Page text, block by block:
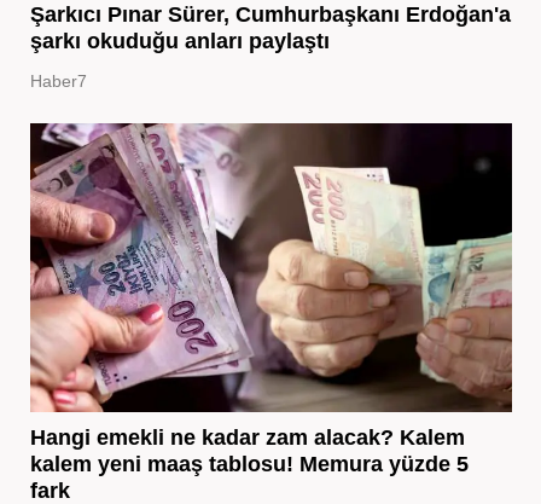
Şarkıcı Pınar Sürer, Cumhurbaşkanı Erdoğan'a
şarkı okuduğu anları paylaştı
Haber7
Hangi emekli ne kadar zam alacak? Kalem
kalem yeni maaş tablosu! Memura yüzde 5
fark